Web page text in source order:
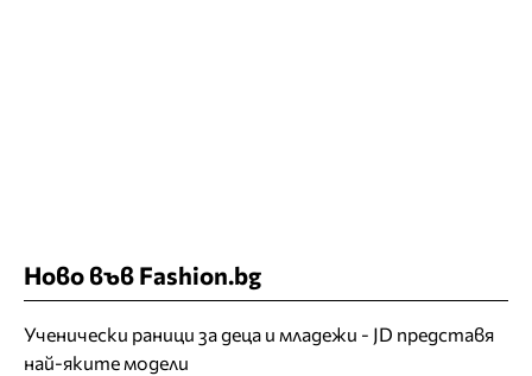
Ново във Fashion.bg
Ученически раници за деца и младежи - JD представя
най-яките модели